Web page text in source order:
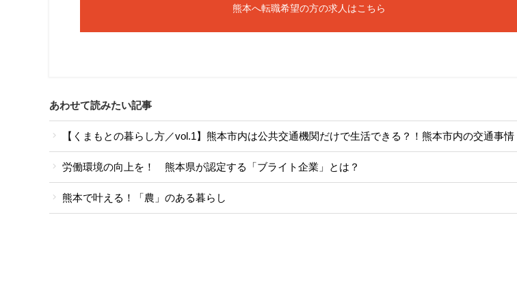
熊本へ転職希望の方の求人はこちら
あわせて読みたい記事
【くまもとの暮らし方／vol.1】熊本市内は公共交通機関だけで生活できる？！熊本市内の交通事情
労働環境の向上を！ 熊本県が認定する「ブライト企業」とは？
熊本で叶える！「農」のある暮らし